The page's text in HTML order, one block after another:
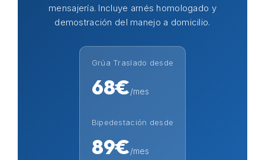
mensajería. Incluye arnés homologado y
demostración del manejo a domicilio.
Grúa Traslado desde
68€/mes
Bipedestación desde
89€/mes